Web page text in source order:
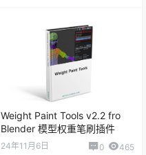
Weight Paint Tools v2.2 fro
Blender 模型权重笔刷插件
24年11月6日 0 465